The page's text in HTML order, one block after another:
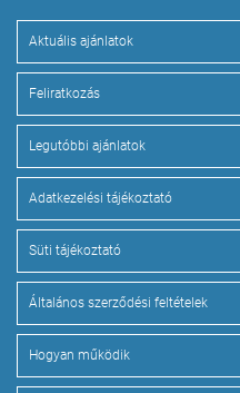
Aktuális ajánlatok
Feliratkozás
Legutóbbi ajánlatok
Adatkezelési tájékoztató
Süti tájékoztató
Általános szerződési feltételek
Hogyan működik